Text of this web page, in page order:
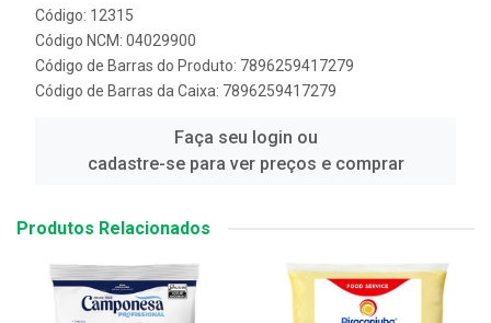
Código: 12315
Código NCM: 04029900
Código de Barras do Produto: 7896259417279
Código de Barras da Caixa: 7896259417279
Faça seu login ou
cadastre-se para ver preços e comprar
Produtos Relacionados